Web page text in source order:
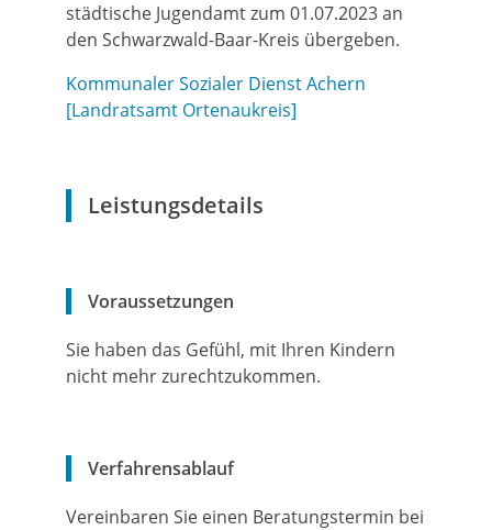
städtische Jugendamt zum 01.07.2023 an
den Schwarzwald-Baar-Kreis übergeben.
Kommunaler Sozialer Dienst Achern
[Landratsamt Ortenaukreis]
Leistungsdetails
Voraussetzungen
Sie haben das Gefühl, mit Ihren Kindern
nicht mehr zurechtzukommen.
Verfahrensablauf
Vereinbaren Sie einen Beratungstermin bei